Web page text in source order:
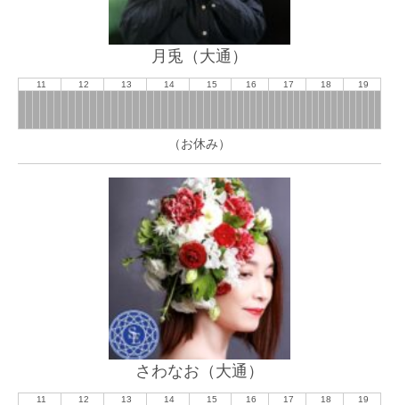
月兎（大通）
11 12 13 14 15 16 17 18 19
（お休み）
さわなお（大通）
11 12 13 14 15 16 17 18 19